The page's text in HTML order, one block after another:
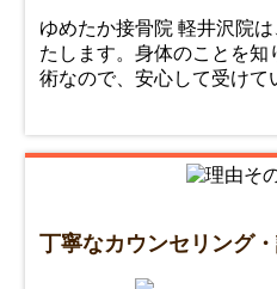
ゆめたか接骨院 軽井沢院
たします。身体のことを
術なので、安心して受けて
丁寧なカウンセリング